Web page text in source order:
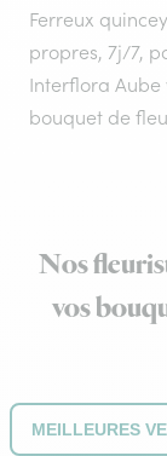
Ferreux
propres, 7j/7,
Interflora Aube
bouquet de
Nos
vos